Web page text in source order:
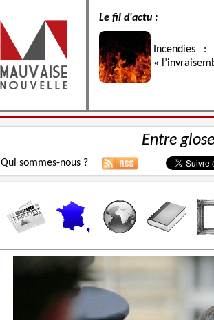
Le fil d'actu :
Incendies :
«
Entre
Qui sommes-nous ?